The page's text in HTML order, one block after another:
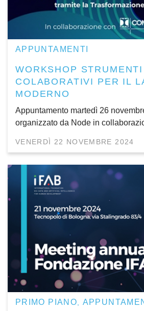
APPUNTAMENTI
WORKSHOP STRUMENTI
COLABORATIVI PER IL
MODERNO
Appuntamento martedì 26
organizzato da Node in
VENERDÌ 22 NOVEMBRE 2024
PRIMO PIANO,